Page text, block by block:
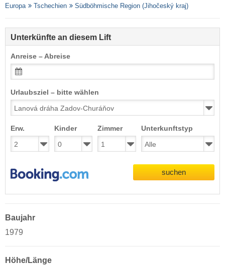
Europa Tschechien Südböhmische Region (Jihočeský kraj)
Unterkünfte an diesem Lift
Anreise – Abreise
Urlaubsziel – bitte wählen
Erw. Kinder Zimmer Unterkunftstyp
suchen
Baujahr
1979
Höhe/Länge